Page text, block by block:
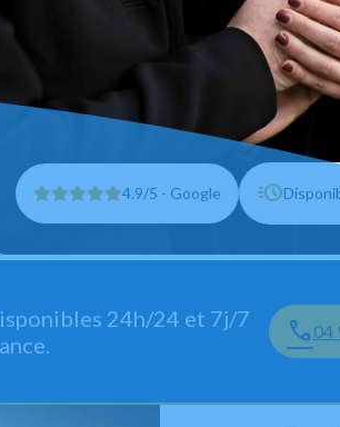
4.9/5 - Google
24h/24 et 7j/7
04